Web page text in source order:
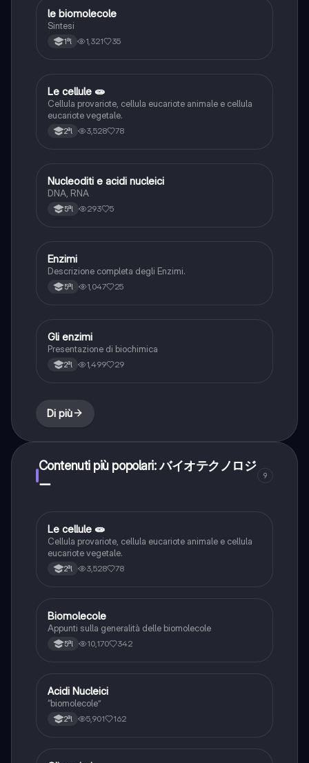
Chimica
le biomolecole
Sintesi
1ªl 1,321 35
Chimica
Le cellule 🧫
Cellula provariote, cellula eucariote animale e cellula
eucariote vegetale.
2ªl 3,528 78
Chimica
Nucleoditi e acidi nucleici
DNA, RNA
5ªl 293 5
Scienze
Enzimi
Descrizione completa degli Enzimi.
5ªl 1,047 25
Scienze
Gli enzimi
Presentazione di biochimica
2ªl 1,499 29
Di più
Contenuti più popolari: バイオテクノロジ
ー
9
Chimica
Le cellule 🧫
Cellula provariote, cellula eucariote animale e cellula
eucariote vegetale.
2ªl 3,528 78
Chimica
Biomolecole
Appunti sulla generalità delle biomolecole
5ªl 10,170 342
Chimica
Acidi Nucleici
“biomolecole”
2ªl 5,901 162